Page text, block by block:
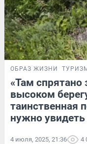
ОБРАЗ ЖИЗНИ
«Там спрятано
высоком
таинственная
нужно увидеть
4 июля, 2025, 21:36 4